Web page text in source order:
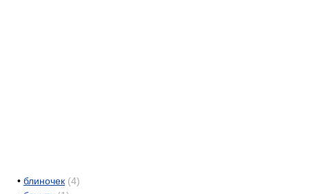
• блиночек (4)